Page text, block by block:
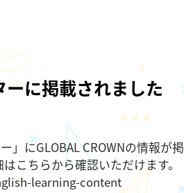
ーに掲載されました
」にGLOBAL CROWNの情報が掲
こちらから確認いただけます。
learning-content